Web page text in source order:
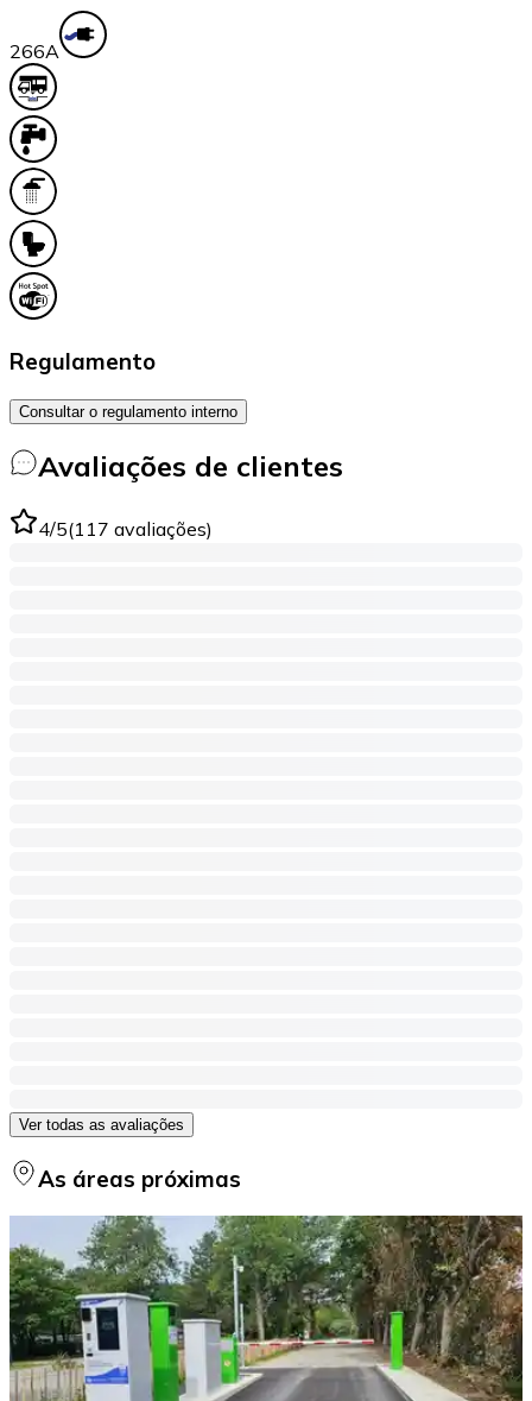
266A
Regulamento
Consultar o regulamento interno
Avaliações de clientes
4/5(117 avaliações)
Ver todas as avaliações
As áreas próximas